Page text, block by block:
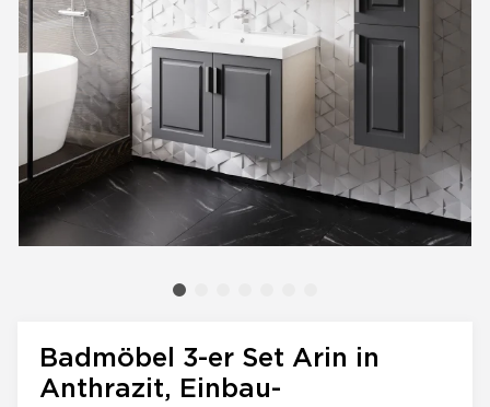
Badmöbel 3-er Set Arin in
Anthrazit, Einbau-